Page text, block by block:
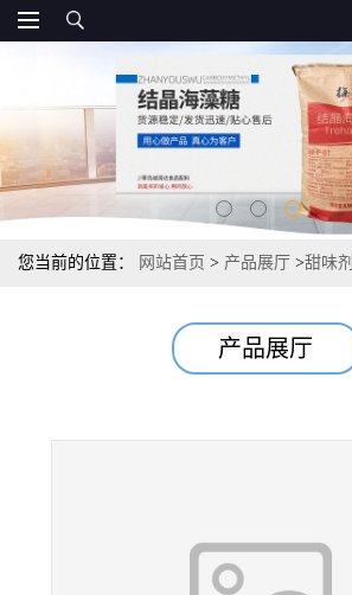
您当前的位置： 网站首页 > 产品展厅 >甜味剂
产品展厅